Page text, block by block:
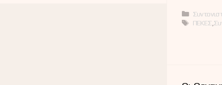
Ετικέτες
ΠΕΚΕΣ